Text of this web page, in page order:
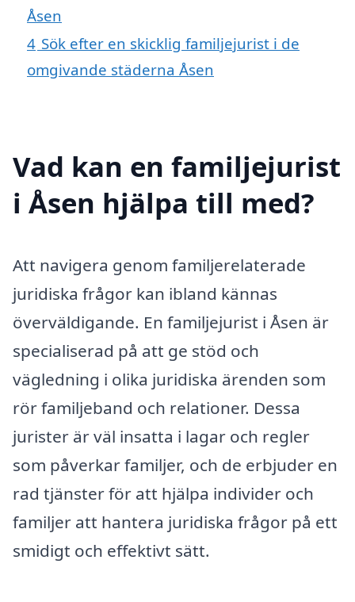
Åsen
4 Sök efter en skicklig familjejurist i de
omgivande städerna Åsen
Vad kan en familjejurist
i Åsen hjälpa till med?
Att navigera genom familjerelaterade
juridiska frågor kan ibland kännas
överväldigande. En familjejurist i Åsen är
specialiserad på att ge stöd och
vägledning i olika juridiska ärenden som
rör familjeband och relationer. Dessa
jurister är väl insatta i lagar och regler
som påverkar familjer, och de erbjuder en
rad tjänster för att hjälpa individer och
familjer att hantera juridiska frågor på ett
smidigt och effektivt sätt.